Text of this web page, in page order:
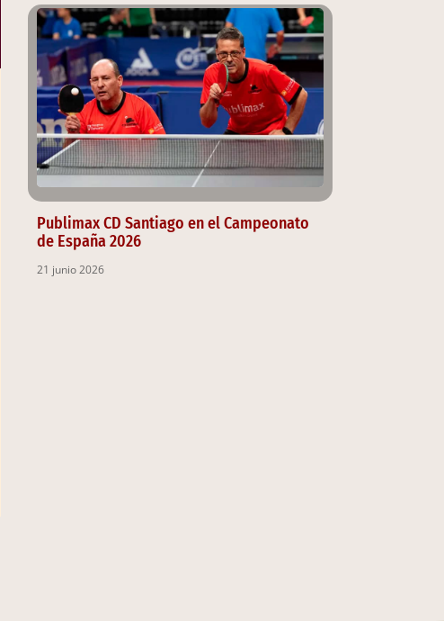
Publimax CD Santiago en el Campeonato
de España 2026
21 junio 2026